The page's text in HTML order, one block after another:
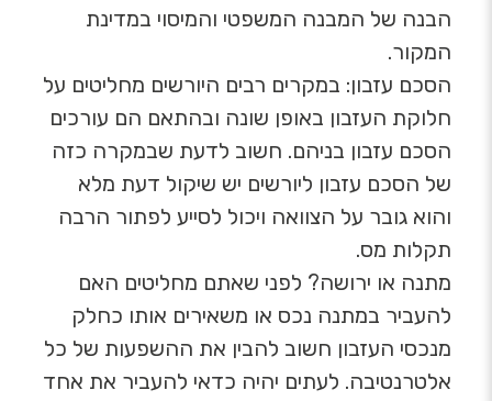
הבנה של המבנה המשפטי והמיסוי במדינת
המקור.
הסכם עזבון: במקרים רבים היורשים מחליטים על
חלוקת העזבון באופן שונה ובהתאם הם עורכים
הסכם עזבון בניהם. חשוב לדעת שבמקרה כזה
של הסכם עזבון ליורשים יש שיקול דעת מלא
והוא גובר על הצוואה ויכול לסייע לפתור הרבה
תקלות מס.
מתנה או ירושה? לפני שאתם מחליטים האם
להעביר במתנה נכס או משאירים אותו כחלק
מנכסי העזבון חשוב להבין את ההשפעות של כל
אלטרנטיבה. לעתים יהיה כדאי להעביר את אחד